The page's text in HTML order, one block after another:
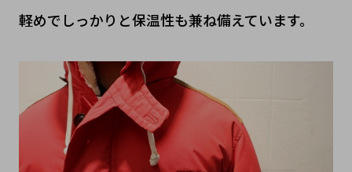
軽めでしっかりと保温性も兼ね備えています。